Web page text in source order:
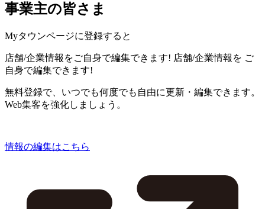
事業主の皆さま
Myタウンページに登録すると
店舗/企業情報をご自身で編集できます! 店舗/企業情報を ご
自身で編集できます!
無料登録で、いつでも何度でも自由に更新・編集できます。
Web集客を強化しましょう。
情報の編集はこちら